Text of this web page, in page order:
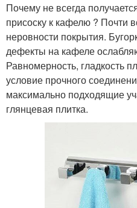
Почему не всегда
присоску к кафелю ? Почти
неровности покрытия.
дефекты на кафеле
Равномерность, гладкость
условие прочного
максимально подходящие
глянцевая плитка.